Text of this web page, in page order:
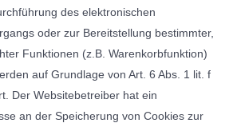
des elektronischen
oder zur Bereitstellung bestimmter,
Funktionen (z.B. Warenkorbfunktion)
auf Grundlage von Art. 6 Abs. 1 lit. f
Der Websitebetreiber hat ein
an der Speicherung von Cookies zur